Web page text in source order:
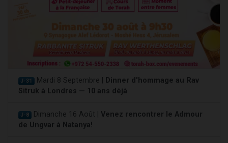
J-31 Mardi 8 Septembre |
Dinner d'hommage au Rav
Sitruk à Londres — 10 ans déjà
J-8 Dimanche 16 Août | Venez rencontrer le Admour
de Ungvar à Natanya!